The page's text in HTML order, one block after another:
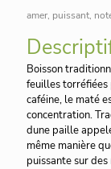
sur 5
basé
sur
notations
client
amer, puissant,
Boisson
feuilles torréfiées
caféine, le maté
concentration.
dune paille
même manière
puissante sur